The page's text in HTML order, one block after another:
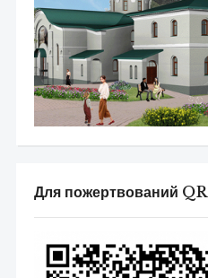
Для пожертвований QR